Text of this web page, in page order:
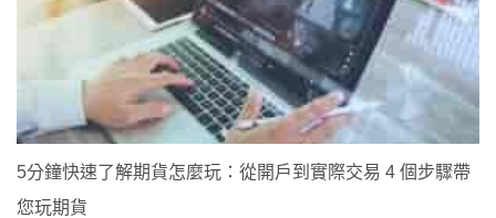
5分鐘快速了解期貨怎麼玩：從開戶到實際交易 4 個步驟帶
您玩期貨